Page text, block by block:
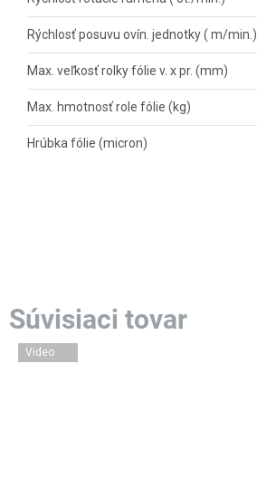
Video
Rýchlosť posuvu ovín. jednotky ( m/min.)
Max. veľkosť rolky fólie v. x pr. (mm)
Max. hmotnosť role fólie (kg)
Hrúbka fólie (micron)